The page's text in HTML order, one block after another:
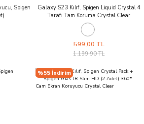
Spigen
Galaxy S23 Kılıf, Spigen Liquid Crystal 4
Tarafı Tam Koruma Crystal Clear
599,00 TL
1.199,90 TL
%55 İndirim